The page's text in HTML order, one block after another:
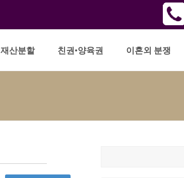
재산분할 친권•양육권 이혼외 분쟁